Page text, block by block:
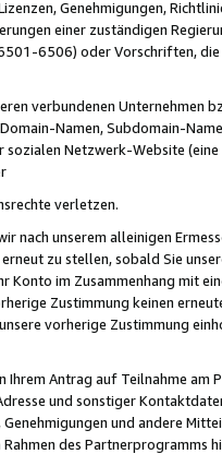
Genehmigungen,
einer zuständigen
6506) oder Vorschriften,
verbundenen Unternehmen
Namen, Subdomain-
Netzwerk-Website
verletzen.
nach unserem alleinigen
zu stellen, sobald Sie
Konto im Zusammenhang mit
Zustimmung keinen
vorherige Zustimmung
Ihrem Antrag auf Teilnahme
und sonstiger
und andere
des Partnerprogramms